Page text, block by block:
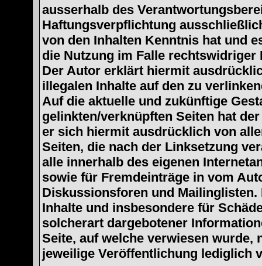
ausserhalb des
Haftungsverpflichtung
von den Inhalten Kenntnis hat und
die Nutzung im Falle rechtswidriger
Der Autor erklärt hiermit
illegalen Inhalte auf den zu
Auf die aktuelle und zukünftige
gelinkten/verknüpften Seiten hat
er sich hiermit ausdrücklich von
Seiten, die nach der Linksetzung
alle innerhalb des eigenen
sowie für Fremdeinträge in vom
Diskussionsforen und
Inhalte und insbesondere für
solcherart dargebotener
Seite, auf welche verwiesen
jeweilige Veröffentlichung lediglich